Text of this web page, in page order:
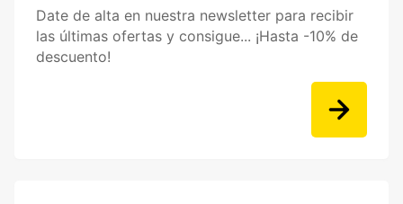
Date de alta en nuestra newsletter para recibir
las últimas ofertas y consigue... ¡Hasta -10% de
descuento!